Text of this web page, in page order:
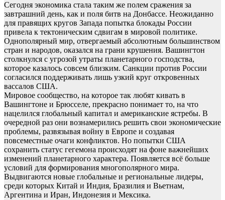
Сегодня экономика стала таким же полем сражения за
завтрашний день, как и поля битв на Донбассе. Неожиданно
для правящих кругов Запада попытка блокады России
привела к тектоническим сдвигам в мировой политике.
Однополярный мир, отвергаемый абсолютным большинством
стран и народов, оказался на грани крушения. Вашингтон
столкнулся с угрозой утраты планетарного господства,
которое казалось совсем близким. Санкции против России
согласился поддерживать лишь узкий круг откровенных
вассалов США.
Мировое сообщество, на которое так любят кивать в
Вашингтоне и Брюсселе, прекрасно понимает то, на что
нацелился глобальный капитал и американские ястребы. В
очередной раз они вознамерились решить свои экономические
проблемы, развязывая войну в Европе и создавая
повсеместные очаги конфликтов. Но попытки США
сохранить статус гегемона происходят на фоне важнейших
изменений планетарного характера. Появляется всё больше
условий для формирования многополярного мира.
Выдвигаются новые глобальные и региональные лидеры,
среди которых Китай и Индия, Бразилия и Вьетнам,
Аргентина и Иран, Индонезия и Мексика.